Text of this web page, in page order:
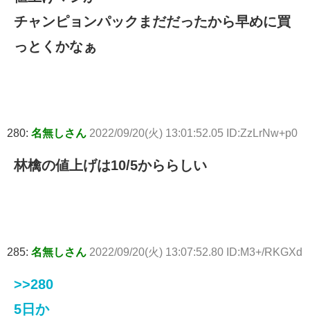
チャンピョンパックまだだったから早めに買
っとくかなぁ
280: 名無しさん 2022/09/20(火) 13:01:52.05 ID:ZzLrNw+p0
林檎の値上げは10/5かららしい
285: 名無しさん 2022/09/20(火) 13:07:52.80 ID:M3+/RKGXd
>>280
5日か